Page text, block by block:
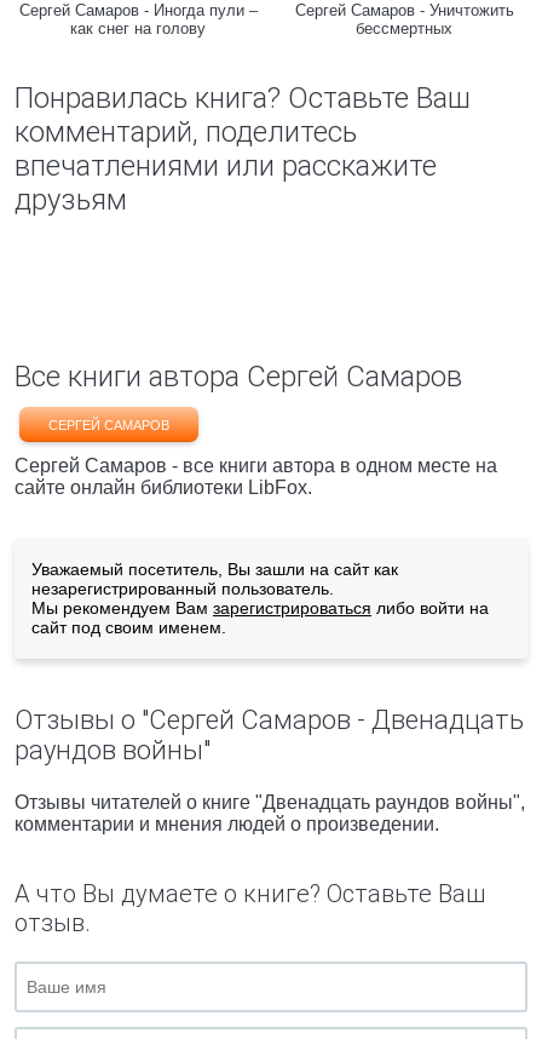
Сергей Самаров - Иногда пули –
как снег на голову
Сергей Самаров - Уничтожить
бессмертных
Понравилась книга? Оставьте Ваш
комментарий, поделитесь
впечатлениями или расскажите
друзьям
Все книги автора Сергей Самаров
СЕРГЕЙ САМАРОВ
Сергей Самаров - все книги автора в одном месте на
сайте онлайн библиотеки LibFox.
Уважаемый посетитель, Вы зашли на сайт как
незарегистрированный пользователь.
Мы рекомендуем Вам зарегистрироваться либо войти на
сайт под своим именем.
Отзывы о "Сергей Самаров - Двенадцать
раундов войны"
Отзывы читателей о книге "Двенадцать раундов войны",
комментарии и мнения людей о произведении.
А что Вы думаете о книге? Оставьте Ваш
отзыв.